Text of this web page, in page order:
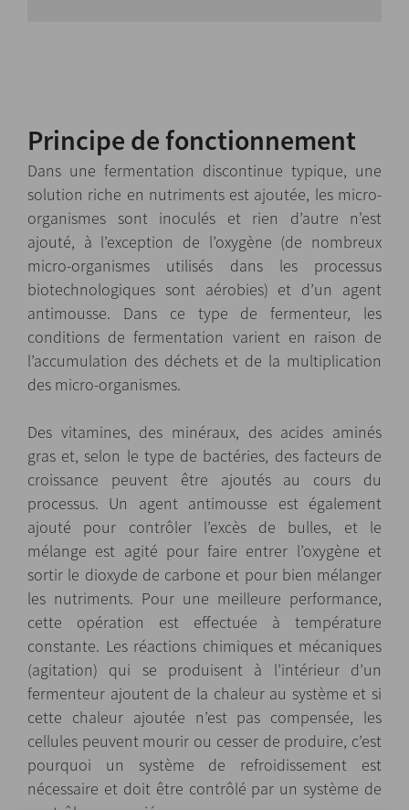
Principe de fonctionnement
Dans une fermentation discontinue typique, une
solution riche en nutriments est ajoutée, les micro-
organismes sont inoculés et rien d’autre n'est
ajouté, à l’exception de l’oxygène (de nombreux
micro-organismes utilisés dans les processus
biotechnologiques sont aérobies) et d’un agent
antimousse. Dans ce type de fermenteur, les
conditions de fermentation varient en raison de
l’accumulation des déchets et de la multiplication
des micro-organismes.
Des vitamines, des minéraux, des acides aminés
gras et, selon le type de bactéries, des facteurs de
croissance peuvent être ajoutés au cours du
processus. Un agent antimousse est également
ajouté pour contrôler l’excès de bulles, et le
mélange est agité pour faire entrer l’oxygène et
sortir le dioxyde de carbone et pour bien mélanger
les nutriments. Pour une meilleure performance,
cette opération est effectuée à température
constante. Les réactions chimiques et mécaniques
(agitation) qui se produisent à l’intérieur d’un
fermenteur ajoutent de la chaleur au système et si
cette chaleur ajoutée n’est pas compensée, les
cellules peuvent mourir ou cesser de produire, c’est
pourquoi un système de refroidissement est
nécessaire et doit être contrôlé par un système de